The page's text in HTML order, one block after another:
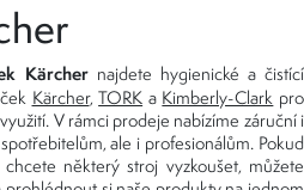
Kärchernajdete hygienické a čistící
Kärcher,TORK a Kimberly-Clark pro
V rámci prodeje nabízíme záruční i
ale i profesionálům. Pokud
některý stroj vyzkoušet, můžete